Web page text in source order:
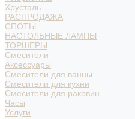
Хрусталь
РАСПРОДАЖА
СПОТЫ
НАСТОЛЬНЫЕ ЛАМПЫ
ТОРШЕРЫ
Смесители
Аксессуары
Смесители для ванны
Смесители для кухни
Смесители для раковин
Часы
Услуги